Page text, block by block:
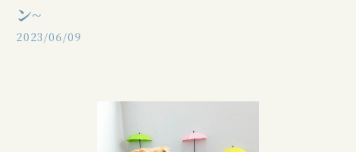
ン~
2023/06/09